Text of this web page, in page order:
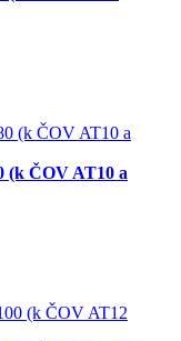
(k ČOV AT10 a